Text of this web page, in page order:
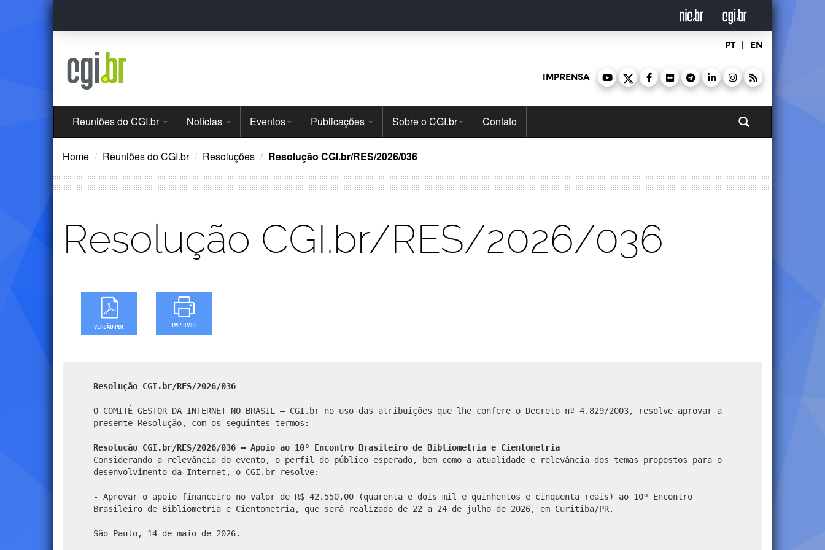
Ir
o
PT | EN
IMPRENSA
Menu
Principal
Reuniões do CGI.br Notícias Eventos Publicações Sobre o CGI.br Contato
Home Reuniões do CGI.br Resoluções Resolução CGI.br/RES/2026/036
Resolução CGI.br/RES/2026/036
Resolução CGI.br/RES/2026/036
O COMITÊ GESTOR DA INTERNET NO BRASIL – CGI.br no uso das atribuições que lhe confere o Decreto nº 4.829/2003, resolve aprovar a
presente Resolução, com os seguintes termos:
Resolução CGI.br/RES/2026/036 – Apoio ao 10º Encontro Brasileiro de Bibliometria e Cientometria
Considerando a relevância do evento, o perfil do público esperado, bem como a atualidade e relevância dos temas propostos para o
desenvolvimento da Internet, o CGI.br resolve:
- Aprovar o apoio financeiro no valor de R$ 42.550,00 (quarenta e dois mil e quinhentos e cinquenta reais) ao 10º Encontro
Brasileiro de Bibliometria e Cientometria, que será realizado de 22 a 24 de julho de 2026, em Curitiba/PR.
São Paulo, 14 de maio de 2026.